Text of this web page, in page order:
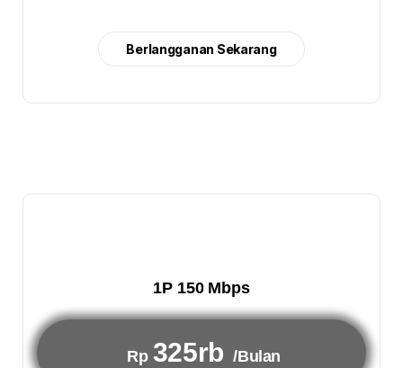
Berlangganan Sekarang
1P 150 Mbps
Rp 325rb /Bulan